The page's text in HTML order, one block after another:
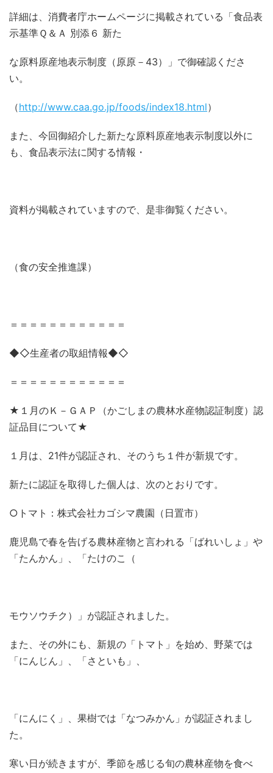
詳細は、消費者庁ホームページに掲載されている「食品表
示基準Ｑ＆Ａ 別添６ 新た
な原料原産地表示制度（原原－ 43）」で御確認くださ
い。
（http://www.caa.go.jp/foods/index18.html）
また、今回御紹介した新たな原料原産地表示制度以外に
も、食品表示法に関する情報・
資料が掲載されていますので、是非御覧ください。
（食の安全推進課）
＝＝＝＝＝＝＝＝＝＝＝＝
◆◇生産者の取組情報◆◇
＝＝＝＝＝＝＝＝＝＝＝＝
★１月のＫ－ＧＡＰ（かごしまの農林水産物認証制度）認
証品目について★
１月は、 21件が認証され、そのうち１件が新規です。
新たに認証を取得した個人は、次のとおりです。
○トマト：株式会社カゴシマ農園（日置市）
鹿児島で春を告げる農林産物と言われる「ばれいしょ」や
「たんかん」、「たけのこ（
モウソウチク）」が認証されました。
また、その外にも、新規の「トマト」を始め、野菜では
「にんじん」、「さといも」、
「にんにく」、果樹では「なつみかん」が認証されまし
た。
寒い日が続きますが、季節を感じる旬の農林産物を食べ